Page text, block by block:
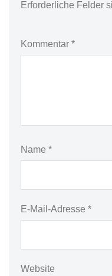
Erforderliche Felder
Kommentar *
Name *
E-Mail-Adresse *
Website